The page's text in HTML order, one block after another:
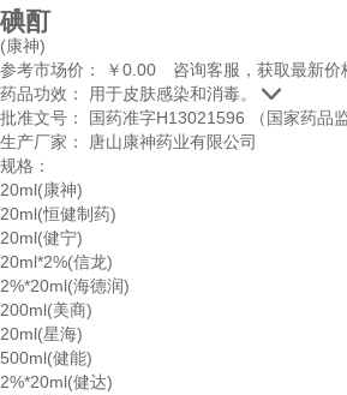
碘酊
(康神)
参考市场价：
￥0.00 咨询客服，获取最新价
药品功效： 用于皮肤感染和消毒。 
批准文号： 国药准字H13021596 （国家药品
生产厂家：
唐山康神药业有限公司
规格：
20ml(康神)
20ml(恒健制药)
20ml(健宁)
20ml*2%(信龙)
2%*20ml(海德润)
200ml(美商)
20ml(星海)
500ml(健能)
2%*20ml(健达)